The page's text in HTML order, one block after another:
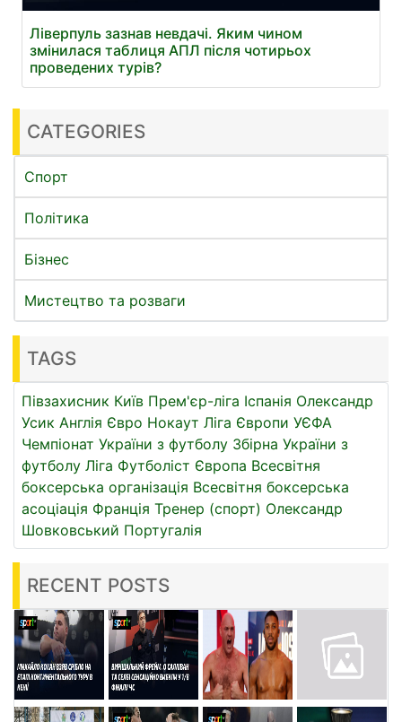
Ліверпуль зазнав невдачі. Яким чином
змінилася таблиця АПЛ після чотирьох
проведених турів?
CATEGORIES
Спорт
Політика
Бізнес
Мистецтво та розваги
TAGS
Півзахисник Київ Прем'єр-ліга Іспанія Олександр
Усик Англія Євро Нокаут Ліга Європи УЄФА
Чемпіонат України з футболу Збірна України з
футболу Ліга Футболіст Європа Всесвітня
боксерська організація Всесвітня боксерська
асоціація Франція Тренер (спорт) Олександр
Шовковський Португалія
RECENT POSTS